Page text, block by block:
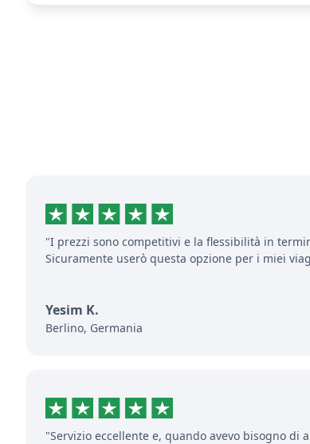
"I prezzi sono competitivi e la flessibilità in
Sicuramente userò questa opzione per i miei
Yesim K.
Berlino, Germania
"Servizio eccellente e, quando avevo bisogno di